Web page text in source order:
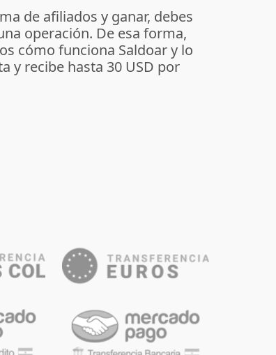
de afiliados y ganar, debes
operación. De esa forma,
cómo funciona Saldoar y lo
y recibe hasta 30 USD por